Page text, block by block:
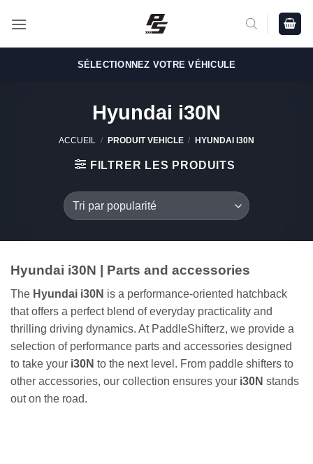
SÉLECTIONNEZ VOTRE VÉHICULE
Hyundai i30N
ACCUEIL / PRODUIT VEHICLE / HYUNDAI I30N
FILTRER LES PRODUITS
Hyundai i30N | Parts and accessories
The Hyundai i30N is a performance-oriented hatchback
that offers a perfect blend of everyday practicality and
thrilling driving dynamics. At PaddleShifterz, we provide a
selection of performance parts and accessories designed
to take your i30N to the next level. From paddle shifters to
other accessories, our collection ensures your i30N stands
out on the road.